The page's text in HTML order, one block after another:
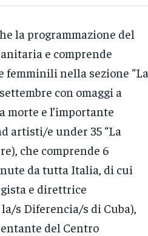
la programmazione del
e comprende
nella sezione “La
con omaggi a
e l’importante
artisti/e under 35 “La
che comprende 6
da tutta Italia, di cui
e direttrice
s Diferencia/s di Cuba),
del Centro